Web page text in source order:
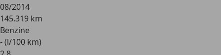
08/2014
145.319 km
Benzine
- (l/100 km)